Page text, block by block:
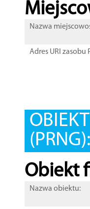
Nazwa
Adres URI zasobu
(PRNG):
Obiekt
Nazwa obiektu: